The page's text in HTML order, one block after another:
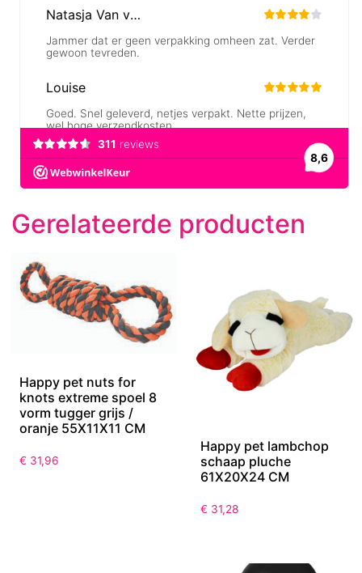
Gerelateerde producten
Happy pet nuts for
knots extreme spoel 8
vorm tugger grijs /
oranje 55X11X11 CM
€ 31,96
Happy pet lambchop
schaap pluche
61X20X24 CM
€ 31,28